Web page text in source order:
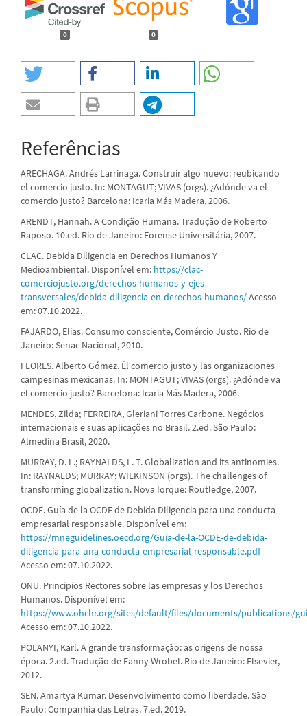
0 0
Referências
ARECHAGA. Andrés Larrinaga. Construir algo nuevo: reubicando
el comercio justo. In: MONTAGUT; VIVAS (orgs). ¿Adónde va el
comercio justo? Barcelona: Icaria Más Madera, 2006.
ARENDT, Hannah. A Condição Humana. Tradução de Roberto
Raposo. 10.ed. Rio de Janeiro: Forense Universitária, 2007.
CLAC. Debida Diligencia en Derechos Humanos Y
Medioambiental. Disponível em: https://clac-
comerciojusto.org/derechos-humanos-y-ejes-
transversales/debida-diligencia-en-derechos-humanos/Acesso
em: 07.10.2022.
FAJARDO, Elias. Consumo consciente, Comércio Justo. Rio de
Janeiro: Senac Nacional, 2010.
FLORES. Alberto Gómez. Él comercio justo y las organizaciones
campesinas mexicanas. In: MONTAGUT; VIVAS (orgs). ¿Adónde va
el comercio justo? Barcelona: Icaria Más Madera, 2006.
MENDES, Zilda; FERREIRA, Gleriani Torres Carbone. Negócios
internacionais e suas aplicações no Brasil. 2.ed. São Paulo:
Almedina Brasil, 2020.
MURRAY, D. L.; RAYNALDS, L. T. Globalization and its antinomies.
In: RAYNALDS; MURRAY; WILKINSON (orgs). The challenges of
transforming globalization. Nova Iorque: Routledge, 2007.
OCDE. Guía de la OCDE de Debida Diligencia para una conducta
empresarial responsable. Disponível em:
https://mneguidelines.oecd.org/Guia-de-la-OCDE-de-debida-
diligencia-para-una-conducta-empresarial-responsable.pdf
Acesso em: 07.10.2022.
ONU. Principios Rectores sobre las empresas y los Derechos
Humanos. Disponível em:
https://www.ohchr.org/sites/default/files/documents/publications/
Acesso em: 07.10.2022.
POLANYI, Karl. A grande transformação: as origens de nossa
época. 2.ed. Tradução de Fanny Wrobel. Rio de Janeiro: Elsevier,
2012.
SEN, Amartya Kumar. Desenvolvimento como liberdade. São
Paulo: Companhia das Letras. 7.ed. 2019.